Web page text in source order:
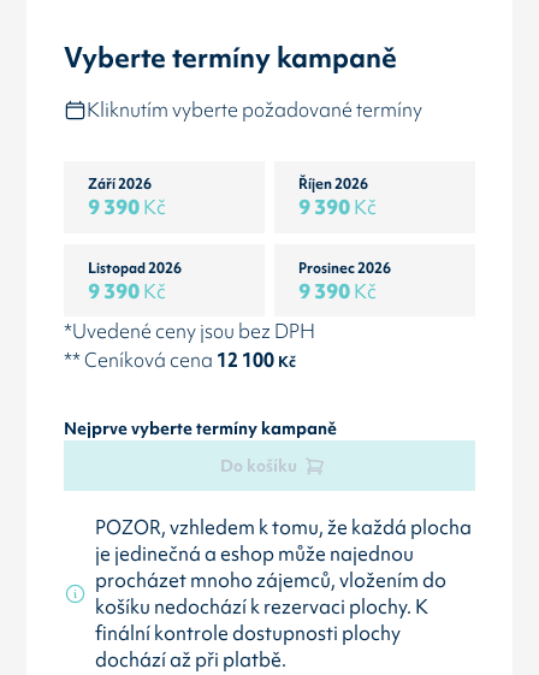
Vyberte termíny kampaně
Kliknutím vyberte požadované termíny
Září 2026
9 390Kč
Říjen 2026
9 390Kč
Listopad 2026
9 390Kč
Prosinec 2026
9 390Kč
*Uvedené ceny jsou bez DPH
** Ceníková cena 12 100Kč
Nejprve vyberte termíny kampaně
Do košíku
POZOR, vzhledem k tomu, že každá plocha
je jedinečná a eshop může najednou
procházet mnoho zájemců, vložením do
košíku nedochází k rezervaci plochy. K
finální kontrole dostupnosti plochy
dochází až při platbě.